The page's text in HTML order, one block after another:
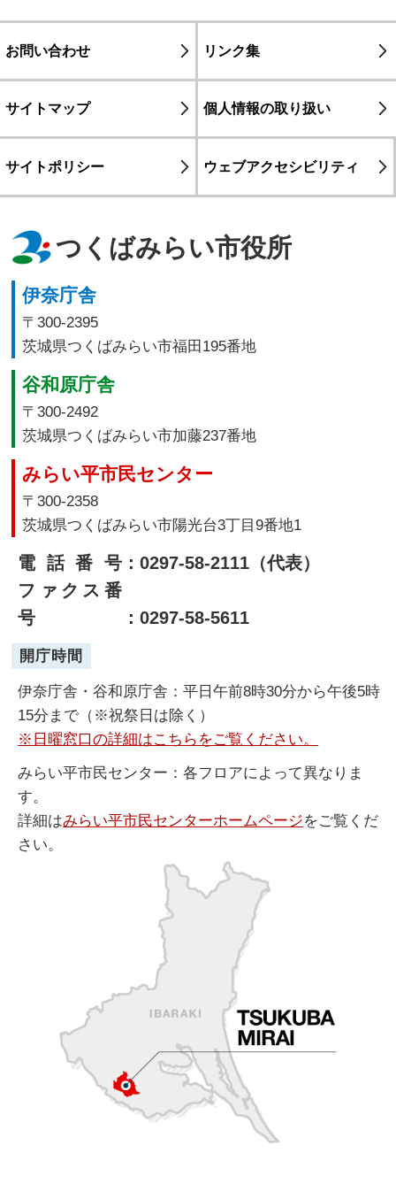
お問い合わせ リンク集
サイトマップ 個人情報の取り扱い
サイトポリシー ウェブアクセシビリティ
つくばみらい市役所
伊奈庁舎
〒300-2395
茨城県つくばみらい市福田195番地
谷和原庁舎
〒300-2492
茨城県つくばみらい市加藤237番地
みらい平市民センター
〒300-2358
茨城県つくばみらい市陽光台3丁目9番地1
電話番号：0297-58-2111（代表）
ファクス番
号
：0297-58-5611
開庁時間
伊奈庁舎・谷和原庁舎：平日午前8時30分から午後5時
15分まで（※祝祭日は除く）
※日曜窓口の詳細はこちらをご覧ください。
みらい平市民センター：各フロアによって異なりま
す。
詳細はみらい平市民センターホームページをご覧くだ
さい。